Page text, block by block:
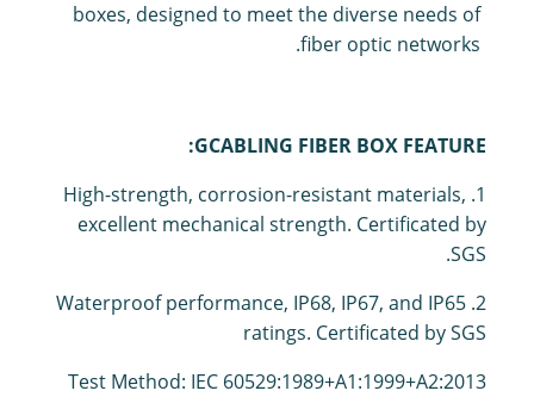
boxes, designed to meet the diverse needs of
fiber optic networks.
GCABLING FIBER BOX FEATURE:
1. High-strength, corrosion-resistant materials,
excellent mechanical strength. Certificated by
SGS.
2. Waterproof performance, IP68, IP67, and IP65
ratings. Certificated by SGS
Test Method: IEC 60529:1989+A1:1999+A2:2013